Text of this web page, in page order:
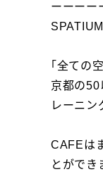
ーーーー
｢全ての
京都の50
レーニン
CAFEは
とができ